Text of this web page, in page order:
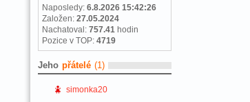
Naposledy: 6.8.2026 15:42:26
Založen: 27.05.2024
Nachatoval: 757.41 hodin
Pozice v TOP: 4719
Jeho přátelé (1)
simonka20